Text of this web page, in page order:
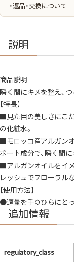
・返品・交換について
説明
商品説明
瞬く間にキメを整え、
【特長】
■見た目の美しさにこだ
の化粧水。
■モロッコ産アルガンオ
ポート成分で、瞬く間
■アルガンオイルをイ
レッシュでフローラルな
【使用方法】
●適量を手のひらにとっ
追加情報
regulatory_class